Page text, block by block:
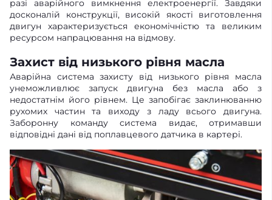
разі аварійного вимкнення електроенергії. Завдяки
досконалій конструкції, високій якості виготовлення
двигун характеризується економічністю та великим
ресурсом напрацювання на відмову.
Захист від низького рівня масла
Аварійна система захисту від низького рівня масла
унеможливлює запуск двигуна без масла або з
недостатнім його рівнем. Це запобігає заклинюванню
рухомих частин та виходу з ладу всього двигуна.
Заборонну команду система видає, отримавши
відповідні дані від поплавцевого датчика в картері.